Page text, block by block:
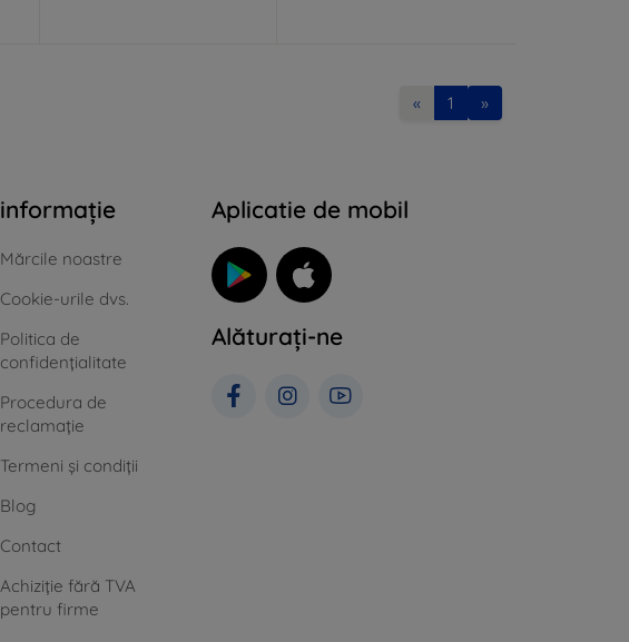
« 1 »
informație
Mărcile noastre
Cookie-urile dvs.
Politica de
confidențialitate
Procedura de
reclamație
Termeni și condiții
Blog
Contact
Achiziție fără TVA
pentru firme
Aplicatie de mobil
Alăturați-ne